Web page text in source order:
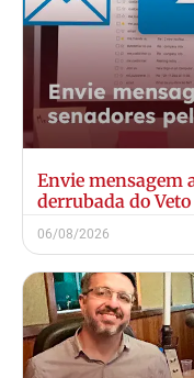
Envie mensagem
derrubada do Veto
06/08/2026